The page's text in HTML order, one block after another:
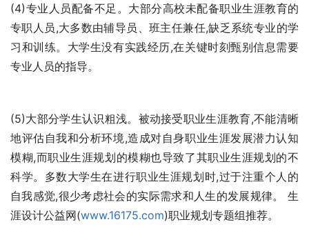
(4)专业人员配备不足。大部分高校未配备职业生涯教育的
专职人员,大多数由辅导员、班主任兼任,缺乏系统专业的学
习和训练。大学生没有实践经历,在关键时刻甄别信息需要
专业人员的指导。
(5)大部分学生认识粗浅。被动接受职业生涯教育,不能清晰
地评估自我和分析环境,造成对自身职业生涯发展潜力认知
模糊,而职业生涯规划的模糊也导致了其职业生涯规划的不
科学。多数大学生在进行职业生涯规划时,过于注重个人的
自我感觉,很少考虑社会的实际需求和人生的发展规律。 生
涯设计公益网(www.16175.com)职业规划专题组推荐。